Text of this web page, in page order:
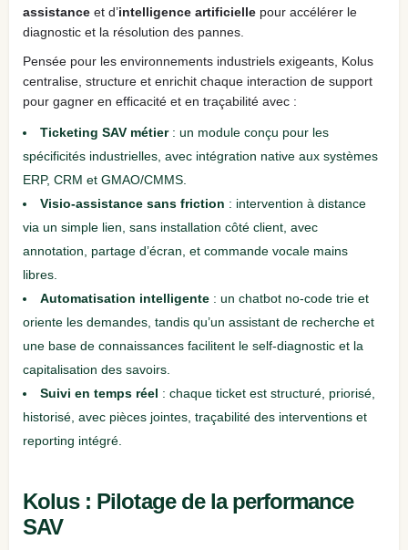
assistance et d’intelligence artificielle pour accélérer le
diagnostic et la résolution des pannes.
Pensée pour les environnements industriels exigeants, Kolus
centralise, structure et enrichit chaque interaction de support
pour gagner en efficacité et en traçabilité avec :
Ticketing SAV métier: un module conçu pour les
spécificités industrielles, avec intégration native aux systèmes
ERP, CRM et GMAO/CMMS.
Visio-assistance sans friction : intervention à distance
via un simple lien, sans installation côté client, avec
annotation, partage d’écran, et commande vocale mains
libres.
Automatisation intelligente : un chatbot no-code trie et
oriente les demandes, tandis qu’un assistant de recherche et
une base de connaissances facilitent le self-diagnostic et la
capitalisation des savoirs.
Suivi en temps réel : chaque ticket est structuré, priorisé,
historisé, avec pièces jointes, traçabilité des interventions et
reporting intégré.
Kolus : Pilotage de la performance
SAV